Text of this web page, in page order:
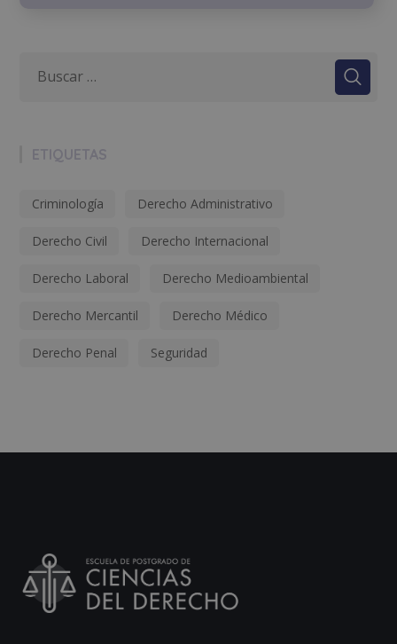
ETIQUETAS
Criminología Derecho Administrativo
Derecho Civil Derecho Internacional
Derecho Laboral Derecho Medioambiental
Derecho Mercantil Derecho Médico
Derecho Penal Seguridad